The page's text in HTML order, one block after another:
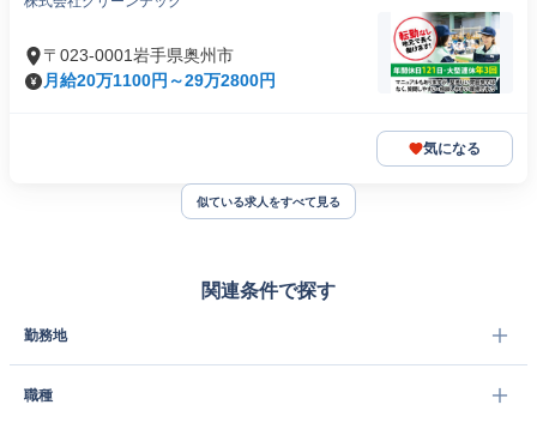
〒023-0001岩手県奥州市
月給20万1100円～29万2800円
気になる
似ている求人をすべて見る
関連条件で探す
勤務地
職種